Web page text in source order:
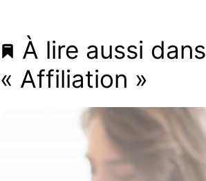
À lire aussi dans
« Affiliation »